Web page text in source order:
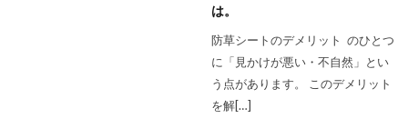
は。
防草シートのデメリット のひとつ
に「見かけが悪い・不自然」とい
う点があります。 このデメリット
を解[…]